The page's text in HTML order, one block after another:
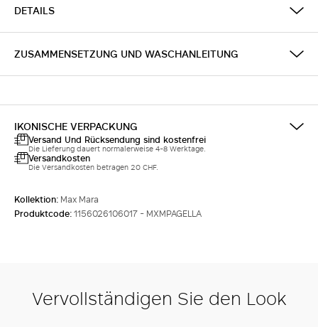
DETAILS
ZUSAMMENSETZUNG UND WASCHANLEITUNG
IKONISCHE VERPACKUNG
Versand Und Rücksendung sind kostenfrei
Die Lieferung dauert normalerweise 4-8 Werktage.
Versandkosten
Die Versandkosten betragen 20 CHF.
Kollektion: Max Mara
Produktcode:1156026106017 - MXMPAGELLA
Vervollständigen Sie den Look